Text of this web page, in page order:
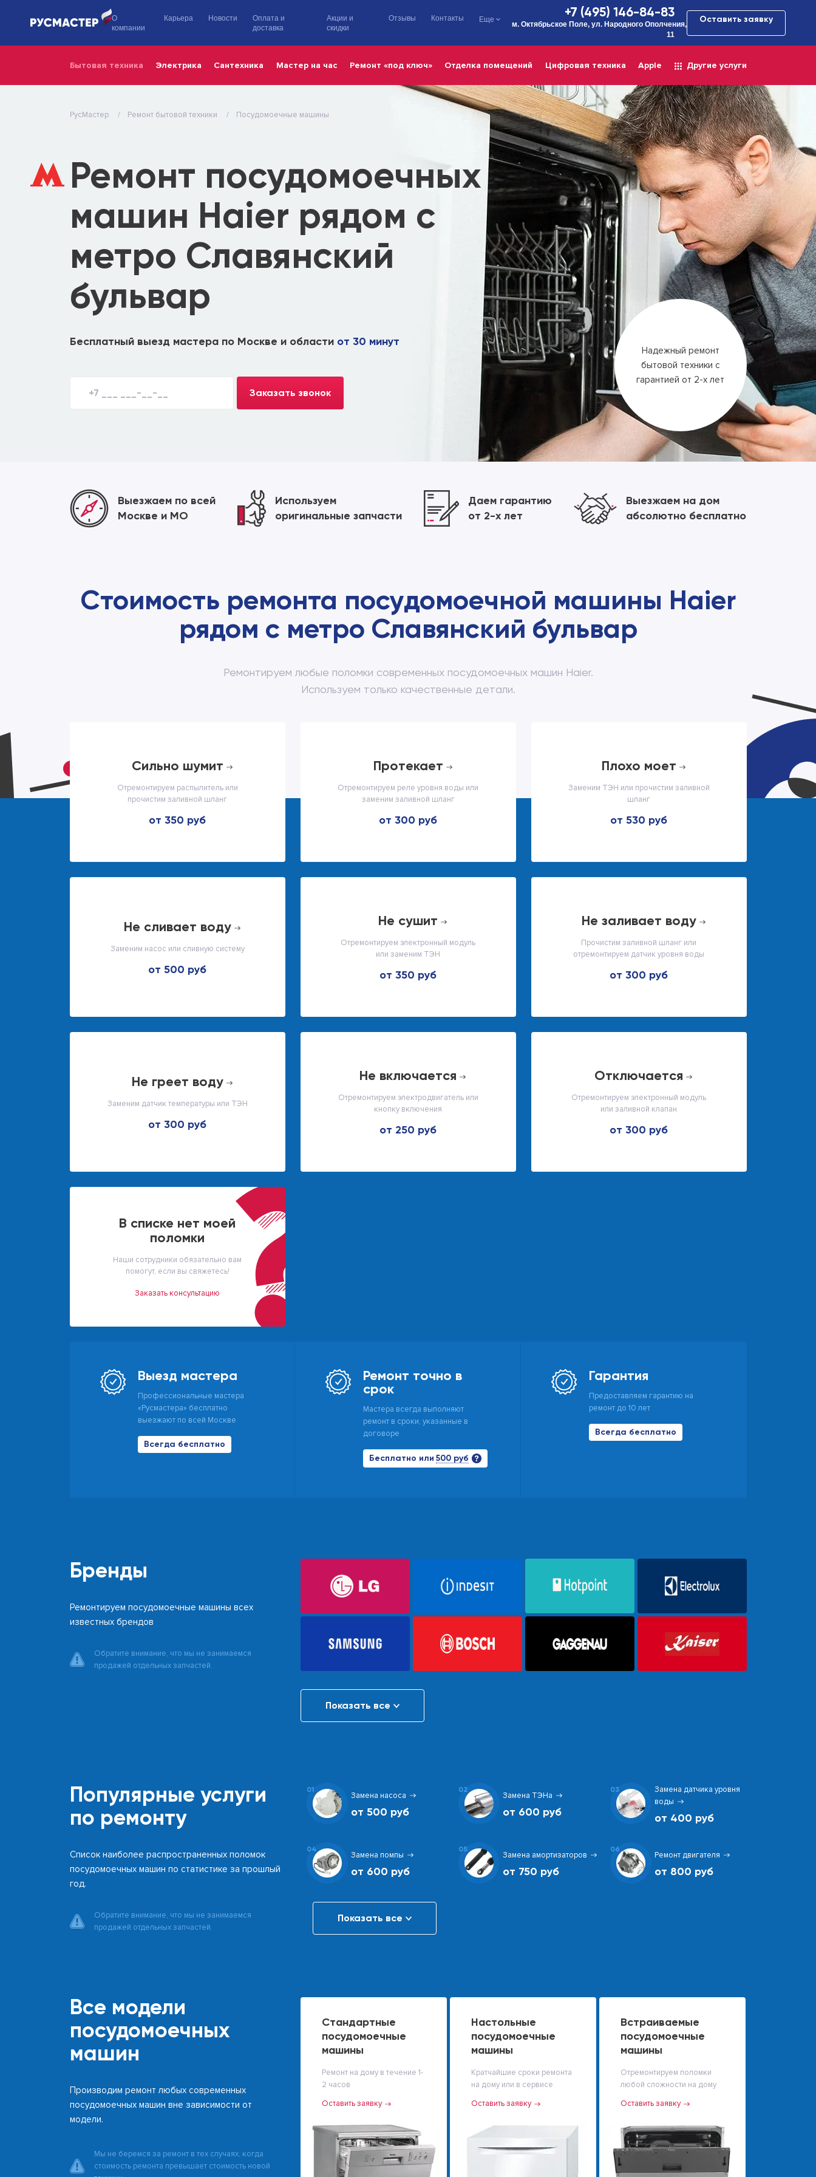
О
компании
Карьера Новости
Оплата и
доставка
Акции и
скидки
Отзывы Контакты Еще +7 (495) 146-84-83
м. Октябрьское Поле, ул. Народного Ополчения,
11
Оставить заявку
Бытовая техника Электрика Сантехника Мастер на час Ремонт «под ключ» Отделка помещений Цифровая техника Apple Другие услуги
РусМастер Ремонт бытовой техники Посудомоечные машины
Ремонт посудомоечных
машин Haier рядом с
метро Славянский
бульвар
Бесплатный выезд мастера по Москве и области от 30 минут
Заказать звонок
Надежный ремонт
бытовой техники с
гарантией от 2-х лет
Выезжаем по всей
Москве и МО
Используем
оригинальные запчасти
Даем гарантию
от 2-х лет
Выезжаем на дом
абсолютно бесплатно
Стоимость ремонта посудомоечной машины Haier
рядом с метро Славянский бульвар
Ремонтируем любые поломки современных посудомоечных машин Haier.
Используем только качественные детали.
cильно шумит
Отремонтируем распылитель или
прочистим заливной шланг
от 350 руб
протекает
Отремонтируем реле уровня воды или
заменим заливной шланг
от 300 руб
плохо моет
Заменим ТЭН или прочистим заливной
шланг
от 530 руб
не сливает воду
Заменим насос или сливную систему
от 500 руб
не сушит
Отремонтируем электронный модуль
или заменим ТЭН
от 350 руб
не заливает воду
Прочистим заливной шланг или
отремонтируем датчик уровня воды
от 300 руб
не греет воду
Заменим датчик температуры или ТЭН
от 300 руб
не включается
Отремонтируем электродвигатель или
кнопку включения
от 250 руб
отключается
Отремонтируем электронный модуль
или заливной клапан
от 300 руб
В списке нет моей
поломки
Наши сотрудники обязательно вам
помогут, если вы свяжетесь!
Заказать консультацию
Выезд мастера
Профессиональные мастера
«Русмастера» бесплатно
выезжают по всей Москве
Всегда бесплатно
Ремонт точно в
срок
Мастера всегда выполняют
ремонт в сроки, указанные в
договоре
Бесплатно или 500 руб
Гарантия
Предоставляем гарантию на
ремонт до 10 лет
Всегда бесплатно
Бренды
Ремонтируем посудомоечные машины всех
известных брендов
Обратите внимание, что мы не занимаемся
продажей отдельных запчастей.
Показать все
Популярные услуги
по ремонту
Список наиболее распространенных поломок
посудомоечных машин по статистике за прошлый
год.
Обратите внимание, что мы не занимаемся
продажей отдельных запчастей.
01
Замена насоса
от 500 руб
02
Замена ТЭНа
от 600 руб
03
Замена датчика уровня
воды
от 400 руб
04
Замена помпы
от 600 руб
05
Замена амортизаторов
от 750 руб
06
Ремонт двигателя
от 800 руб
Показать все
Все модели
посудомоечных
машин
Производим ремонт любых современных
посудомоечных машин вне зависимости от
модели.
Мы не беремся за ремонт в тех случаях, когда
стоимость ремонта превышает стоимость новой
Стандартные
посудомоечные
машины
Ремонт на дому в течение 1-
2 часов
Оставить заявку
Настольные
посудомоечные
машины
Кратчайшие сроки ремонта
на дому или в сервисе
Оставить заявку
Встраиваемые
посудомоечные
машины
Отремонтируем поломки
любой сложности на дому
Оставить заявку